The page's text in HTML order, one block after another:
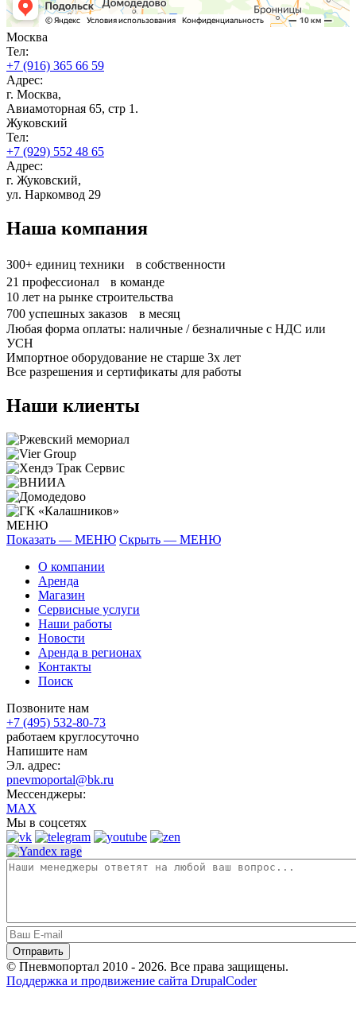
Москва
Тел:
+7 (916) 365 66 59
Адрес:
г. Москва,
Авиамоторная 65, стр 1.
Жуковский
Тел:
+7 (929) 552 48 65
Адрес:
г. Жуковский,
ул. Наркомвод 29
Наша компания
300+ единиц техники в собственности
21 профессионал в команде
10 лет на рынке строительства
700 успешных заказов в месяц
Любая форма оплаты: наличные / безналичные с НДС или
УСН
Импортное оборудование не старше 3х лет
Все разрешения и сертификаты для работы
Наши клиенты
МЕНЮ
Показать — МЕНЮ Скрыть — МЕНЮ
О компании
Аренда
Магазин
Сервисные услуги
Наши работы
Новости
Аренда в регионах
Контакты
Поиск
Позвоните нам
+7 (495) 532-80-73
работаем круглосуточно
Напишите нам
Эл. адрес:
pnevmoportal@bk.ru
Мессенджеры:
MAX
Мы в соцсетях
© Пневмопортал 2010 - 2026. Все права защищены.
Поддержка и продвижение сайта DrupalCoder